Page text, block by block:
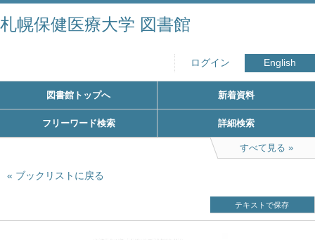
札幌保健医療大学 図書館
ログイン English
図書館トップへ 新着資料
フリーワード検索 詳細検索
すべて見る
ブックリストに戻る
テキストで保存